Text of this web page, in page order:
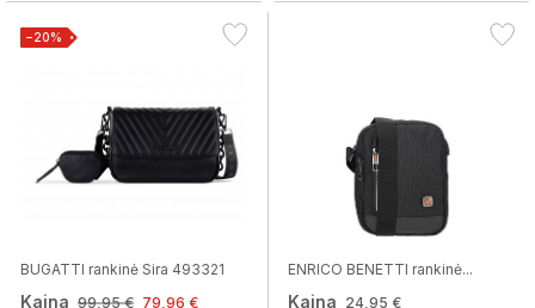
−20%
BUGATTI rankinė Sira 493321
Kaina 99,95 € 79,96 €
ENRICO BENETTI rankinė...
Kaina 24,95 €